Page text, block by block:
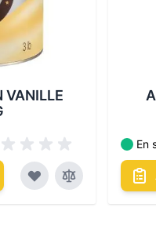
VANILLE
Les
En